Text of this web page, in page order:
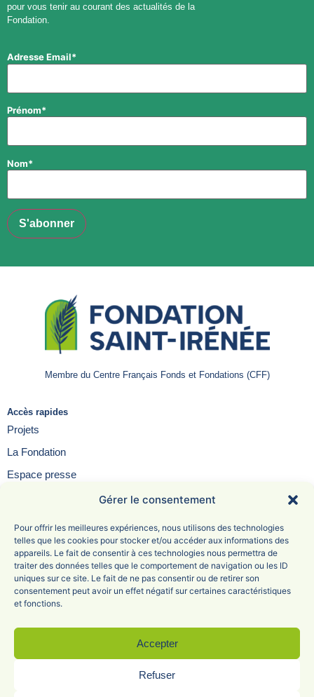
Gérer le consentement
Pour offrir les meilleures expériences, nous utilisons des technologies
telles que les cookies pour stocker et/ou accéder aux informations des
appareils. Le fait de consentir à ces technologies nous permettra de
traiter des données telles que le comportement de navigation ou les ID
uniques sur ce site. Le fait de ne pas consentir ou de retirer son
consentement peut avoir un effet négatif sur certaines caractéristiques
et fonctions.
Accepter
Refuser
pour vous tenir au courant des actualités de la
Fondation.
Adresse Email*
Prénom*
Nom*
Accès rapides
Projets
La Fondation
Espace presse
Membre du Centre Français Fonds et Fondations (CFF)
Fondation Saint-Irénée
6 Avenue Adolphe Max